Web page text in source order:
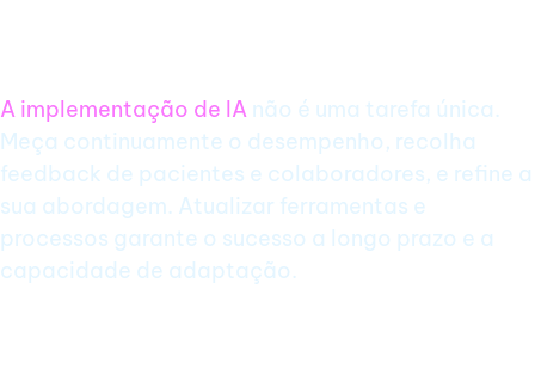
A implementação de IA não é uma tarefa única.
Meça continuamente o desempenho, recolha
feedback de pacientes e colaboradores, e refine a
sua abordagem. Atualizar ferramentas e
processos garante o sucesso a longo prazo e a
capacidade de adaptação.